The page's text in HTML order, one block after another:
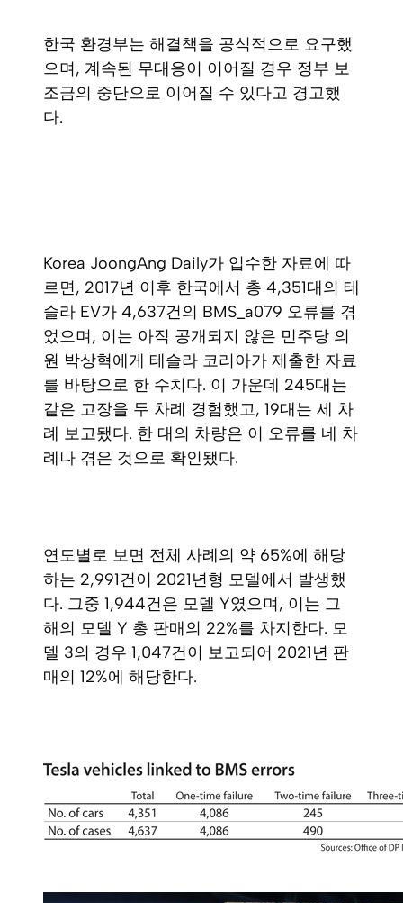
한국 환경부는 해결책을 공식적으로 요구했
으며, 계속된 무대응이 이어질 경우 정부 보
조금의 중단으로 이어질 수 있다고 경고했
다.
Korea JoongAng Daily가 입수한 자료에 따
르면, 2017년 이후 한국에서 총 4,351대의 테
슬라 EV가 4,637건의 BMS_a079 오류를 겪
었으며, 이는 아직 공개되지 않은 민주당 의
원 박상혁에게 테슬라 코리아가 제출한 자료
를 바탕으로 한 수치다. 이 가운데 245대는
같은 고장을 두 차례 경험했고, 19대는 세 차
례 보고됐다. 한 대의 차량은 이 오류를 네 차
례나 겪은 것으로 확인됐다.
연도별로 보면 전체 사례의 약 65%에 해당
하는 2,991건이 2021년형 모델에서 발생했
다. 그중 1,944건은 모델 Y였으며, 이는 그
해의 모델 Y 총 판매의 22%를 차지한다. 모
델 3의 경우 1,047건이 보고되어 2021년 판
매의 12%에 해당한다.